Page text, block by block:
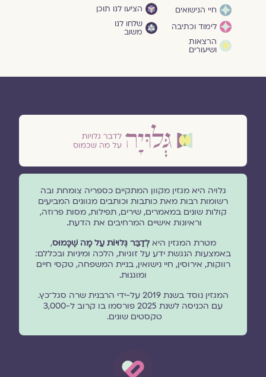
חיי הנישואים
לימוד וכתיבה
הרצאות
ושיעורים
הציעו לנו תוכן
שלחו לנו
משוב
גלויה היא מגזין מקוון המתקיים כספריה צומחת ובה
רשומות רבות מאת כותבות וכותבים מגוונים המביעים
קולות שונים במאמרים, שירים, תפילות, מסות פרוזה,
וראיונות אישיים המרחיבים את הדעת.
מטרת המגזין היאלְדַבֵּר גְּלוּיוֹת עַל מָה שֶׁכָּמוּס,
באמצעות הנגשת ידע על זוגיות, הלכה ומיניות ובכללם:
רווקות, אירוסין, חיי נישואין, בניית המשפחה, טקסי חיים
ומוגנוּת.
המגזין נוסד בשנת 2019 על-ידי הרבנית שרה סגל־כץ.
עם הכניסה לשנת 2025 פורסמו בו קרוב ל-3,000
טקסטים שונים.